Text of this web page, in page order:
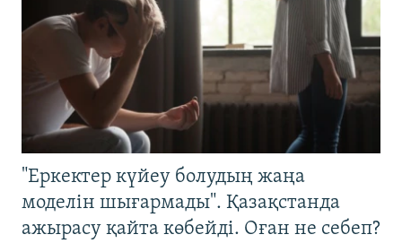
"Еркектер күйеу болудың жаңа
моделін шығармады". Қазақстанда
ажырасу қайта көбейді. Оған не себеп?